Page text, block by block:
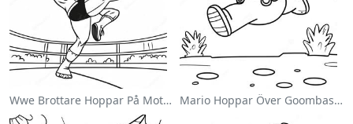
Wwe Brottare Hoppar På Motståndare Målarbild Mario Hoppar Över Goombas Målarbild